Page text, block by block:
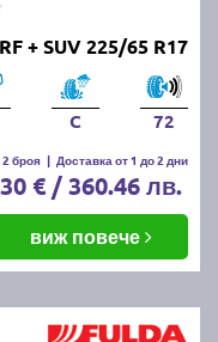
+ SUV 225/65 R17
C 72
броя | Доставка от 1 до 2 дни
€ / 360.46 лв.
виж повече